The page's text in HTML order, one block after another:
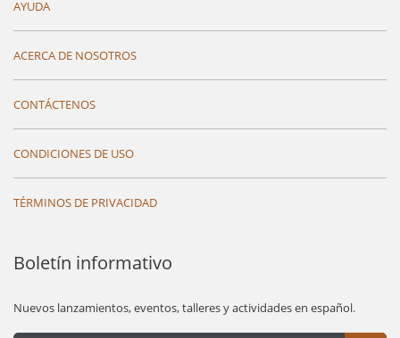
AYUDA
ACERCA DE NOSOTROS
CONTÁCTENOS
CONDICIONES DE USO
TÉRMINOS DE PRIVACIDAD
Boletín informativo
Nuevos lanzamientos, eventos, talleres y actividades en español.